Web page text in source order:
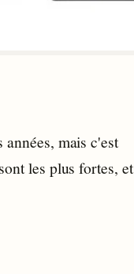
mais c'est
les plus fortes, et